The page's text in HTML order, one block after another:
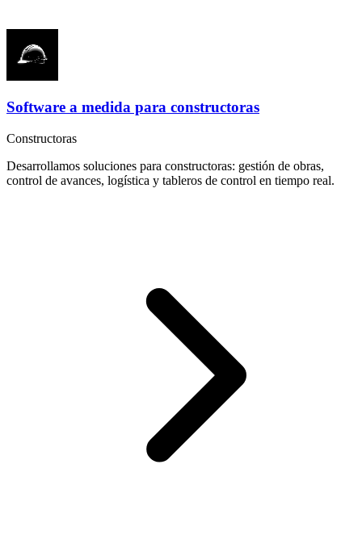
Software a medida para constructoras
Constructoras
Desarrollamos soluciones para constructoras: gestión de obras,
control de avances, logística y tableros de control en tiempo real.